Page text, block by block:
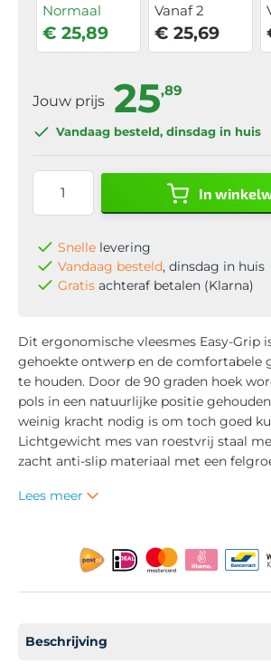
Normaal
€ 25,89
Vanaf 2
€ 25,69
Jouw prijs 25,89
Vandaag besteld, dinsdag in huis
In
Snelle levering
Vandaag besteld, dinsdag in huis
Gratis achteraf betalen (Klarna)
Dit ergonomische vleesmes Easy-Grip
gehoekte ontwerp en de comfortabele
te houden. Door de 90 graden hoek
pols in een natuurlijke positie
weinig kracht nodig is om toch goed
Lichtgewicht mes van roestvrij staal
zacht anti-slip materiaal met een
Lees meer
Beschrijving